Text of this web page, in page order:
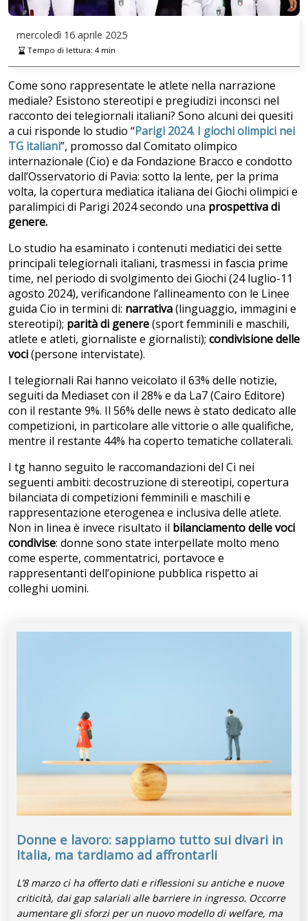
mercoledì 16 aprile 2025
Tempo di lettura: 4min
Come sono rappresentate le atlete nella narrazione
mediale? Esistono stereotipi e pregiudizi inconsci nel
racconto dei telegiornali italiani? Sono alcuni dei quesiti
a cui risponde lo studio “Parigi 2024. I giochi olimpici nei
TG italiani”, promosso dal Comitato olimpico
internazionale (Cio) e da Fondazione Bracco e condotto
dall’Osservatorio di Pavia: sotto la lente, per la prima
volta, la copertura mediatica italiana dei Giochi olimpici e
paralimpici di Parigi 2024 secondo una prospettiva di
genere.
Lo studio ha esaminato i contenuti mediatici dei sette
principali telegiornali italiani, trasmessi in fascia prime
time, nel periodo di svolgimento dei Giochi (24 luglio-11
agosto 2024), verificandone l’allineamento con le Linee
guida Cio in termini di: narrativa(linguaggio, immagini e
stereotipi); parità di genere(sport femminili e maschili,
atlete e atleti, giornaliste e giornalisti); condivisione delle
voci(persone intervistate).
I telegiornali Rai hanno veicolato il 63% delle notizie,
seguiti da Mediaset con il 28% e da La7 (Cairo Editore)
con il restante 9%. Il 56% delle news è stato dedicato alle
competizioni, in particolare alle vittorie o alle qualifiche,
mentre il restante 44% ha coperto tematiche collaterali.
I tg hanno seguito le raccomandazioni del Ci nei
seguenti ambiti: decostruzione di stereotipi, copertura
bilanciata di competizioni femminili e maschili e
rappresentazione eterogenea e inclusiva delle atlete.
Non in linea è invece risultato il bilanciamento delle voci
condivise: donne sono state interpellate molto meno
come esperte, commentatrici, portavoce e
rappresentanti dell’opinione pubblica rispetto ai
colleghi uomini.
Donne e lavoro: sappiamo tutto sui divari in
Italia, ma tardiamo ad affrontarli
L’8 marzo ci ha offerto dati e riflessioni su antiche e nuove
criticità, dai gap salariali alle barriere in ingresso. Occorre
aumentare gli sforzi per un nuovo modello di welfare, ma